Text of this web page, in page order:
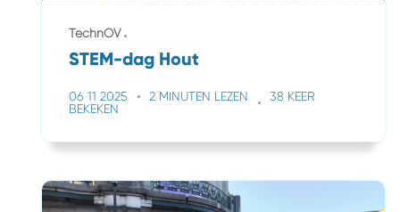
TechnOV
STEM-dag Hout
06 11 2025 2 MINUTEN LEZEN
38 KEER
BEKEKEN